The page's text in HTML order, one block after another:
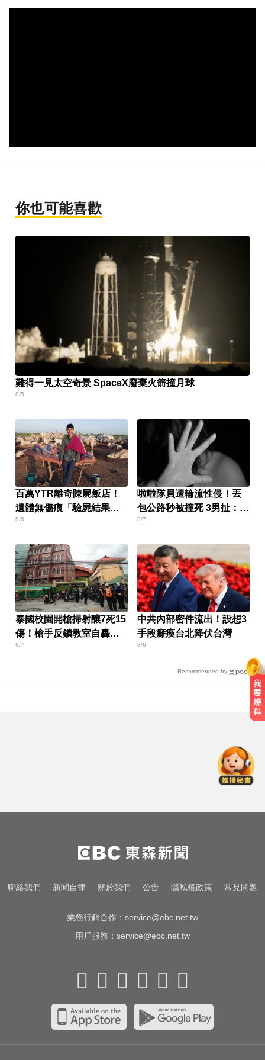
你也可能喜歡
難得一見太空奇景 SpaceX廢棄火箭撞月球
8/5
百萬YTR離奇陳屍飯店！
遺體無傷痕「驗屍結果
曝」
8/6
啦啦隊員遭輪流性侵！丟
包公路秒被撞死 3男扯：她
自願的
8/7
泰國校園開槍掃射釀7死15
傷！槍手反鎖教室自轟身
亡
8/7
中共內部密件流出！設想3
手段癱瘓台北降伏台灣
8/6
Recommended by
析師：只是剛開始
緯創股利2度延發史上首例 金管會
說重話：考慮收回股務自辦
愛玩車／這輛迷你電動車超勇 拖曳
聯絡我們 新聞自律 關於我們 公告 隱私權政策 常見問題
業務行銷合作： service@ebc.net.tw
用戶服務： service@ebc.net.tw